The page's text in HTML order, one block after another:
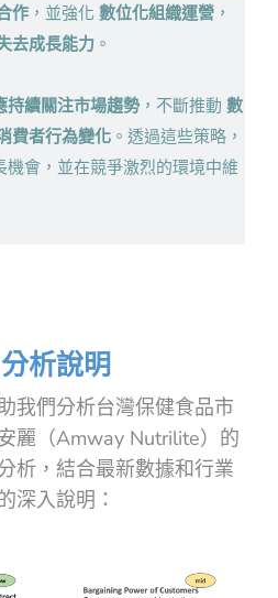
作 ，並強化 數位化組織運營 ，
去成長能力 。
持續關注市場趨勢，不斷推動 數
費者行為變化 。透過這些策略，
機會，並在競爭激烈的環境中維
析說明
我們分析台灣保健食品市
麗（Amway Nutrilite）的
析，結合最新數據和行業
深入說明：